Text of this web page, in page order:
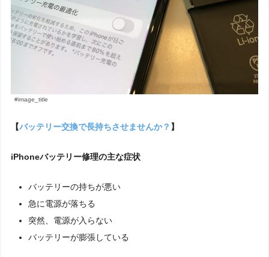
#image_title
【バッテリー交換で長持ちさせませんか？ 】
iPhoneバッテリー修理の主な症状
バッテリーの持ちが悪い
急に電源が落ちる
突然、電源が入らない
バッテリーが膨張している